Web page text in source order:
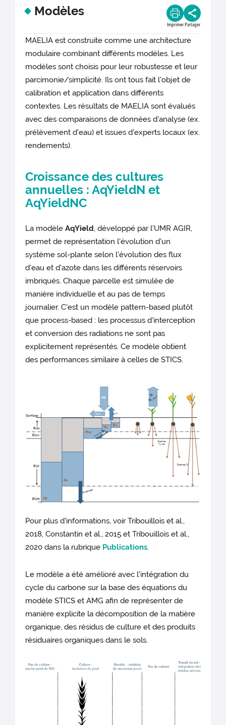
Modèles
Imprimer Partager
MAELIA est construite comme une architecture
modulaire combinant différents modèles. Les
modèles sont choisis pour leur robustesse et leur
parcimonie/simplicité. Ils ont tous fait l'objet de
calibration et application dans différents
contextes. Les résultats de MAELIA sont évalués
avec des comparaisons de données d'analyse (ex.
prélèvement d'eau) et issues d'experts locaux (ex.
rendements).
Croissance des cultures
annuelles : AqYieldN et
AqYieldNC
La modèleAqYield, développé par l'UMR AGIR,
permet de représentation l'évolution d'un
système sol-plante selon l'évolution des flux
d'eau et d'azote dans les différents réservoirs
imbriqués. Chaque parcelle est simulée de
manière individuelle et au pas de temps
journalier. C'est un modèle pattern-based plutôt
que process-based : les processus d'interception
et conversion des radiations ne sont pas
explicitement représentés. Ce modèle obtient
des performances similaire à celles de STICS.
Pour plus d'informations, voir Tribouillois et al.,
2018, Constantin et al., 2015 et Tribouillois et al.,
2020 dans la rubrique Publications.
Le modèle a été amélioré avec l'intégration du
cycle du carbone sur la base des équations du
modèle STICS et AMG afin de représenter de
manière explicite la décomposition de la matière
organique, des résidus de culture et des produits
résiduaires organiques dans le sols.